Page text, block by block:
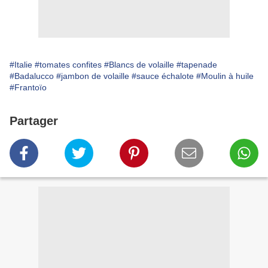
#Italie #tomates confites #Blancs de volaille #tapenade
#Badalucco #jambon de volaille #sauce échalote #Moulin à huile
#Frantoïo
Partager